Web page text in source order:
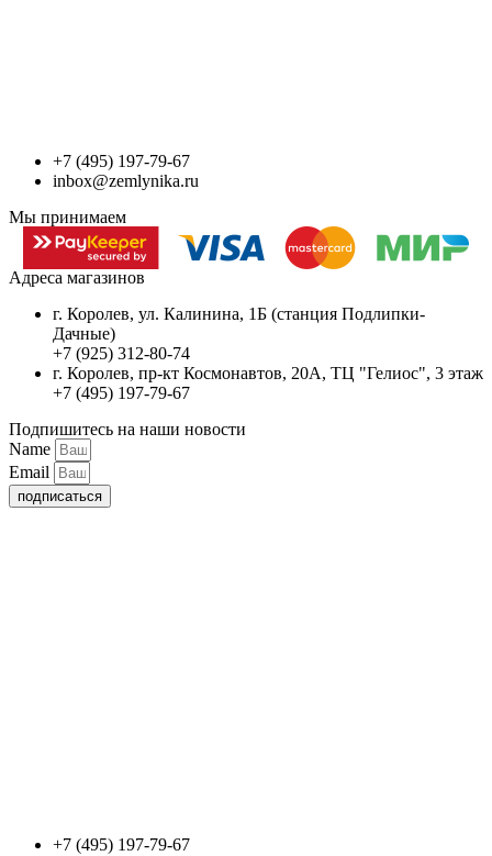
+7 (495) 197-79-67
inbox@zemlynika.ru
Мы принимаем
Адреса магазинов
г. Королев, ул. Калинина, 1Б (станция Подлипки-
Дачные)
+7 (925) 312-80-74
г. Королев, пр-кт Космонавтов, 20А, ТЦ "Гелиос", 3 этаж
+7 (495) 197-79-67
Подпишитесь на наши новости
Name
Email
подписаться
+7 (495) 197-79-67